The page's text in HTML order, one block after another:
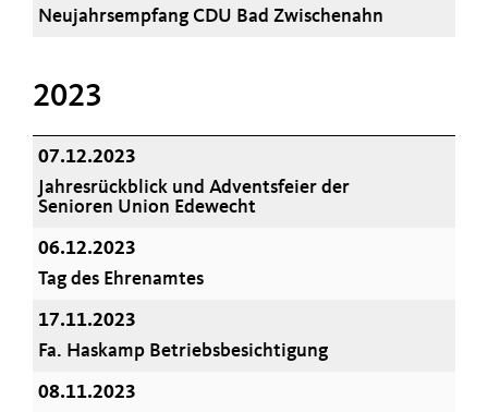
Neujahrsempfang CDU Bad Zwischenahn
2023
07.12.2023
Jahresrückblick und Adventsfeier der
Senioren Union Edewecht
06.12.2023
Tag des Ehrenamtes
17.11.2023
Fa. Haskamp Betriebsbesichtigung
08.11.2023